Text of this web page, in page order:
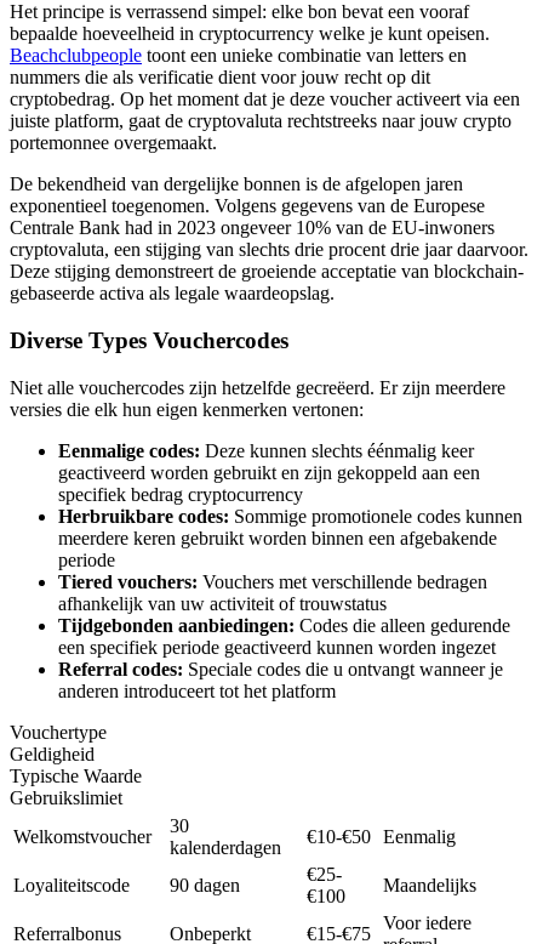
Het principe is verrassend simpel: elke bon bevat een vooraf
bepaalde hoeveelheid in cryptocurrency welke je kunt opeisen.
Beachclubpeople toont een unieke combinatie van letters en
nummers die als verificatie dient voor jouw recht op dit
cryptobedrag. Op het moment dat je deze voucher activeert via een
juiste platform, gaat de cryptovaluta rechtstreeks naar jouw crypto
portemonnee overgemaakt.
De bekendheid van dergelijke bonnen is de afgelopen jaren
exponentieel toegenomen. Volgens gegevens van de Europese
Centrale Bank had in 2023 ongeveer 10% van de EU-inwoners
cryptovaluta, een stijging van slechts drie procent drie jaar daarvoor.
Deze stijging demonstreert de groeiende acceptatie van blockchain-
gebaseerde activa als legale waardeopslag.
Diverse Types Vouchercodes
Niet alle vouchercodes zijn hetzelfde gecreëerd. Er zijn meerdere
versies die elk hun eigen kenmerken vertonen:
Eenmalige codes: Deze kunnen slechts éénmalig keer
geactiveerd worden gebruikt en zijn gekoppeld aan een
specifiek bedrag cryptocurrency
Herbruikbare codes: Sommige promotionele codes kunnen
meerdere keren gebruikt worden binnen een afgebakende
periode
Tiered vouchers: Vouchers met verschillende bedragen
afhankelijk van uw activiteit of trouwstatus
Tijdgebonden aanbiedingen: Codes die alleen gedurende
een specifiek periode geactiveerd kunnen worden ingezet
Referral codes: Speciale codes die u ontvangt wanneer je
anderen introduceert tot het platform
Vouchertype
Geldigheid
Typische Waarde
Gebruikslimiet
Welkomstvoucher
30
kalenderdagen
€10-€50 Eenmalig
Loyaliteitscode 90 dagen
€25-
€100
Maandelijks
Referralbonus Onbeperkt €15-€75
Voor iedere